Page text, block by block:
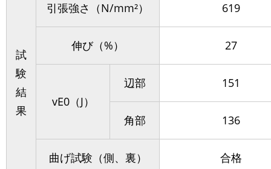
試
験
結
果
引張強さ（N/mm²） 619
伸び（%） 27
vE0（J）
辺部 151
角部 136
曲げ試験（側、裏） 合格